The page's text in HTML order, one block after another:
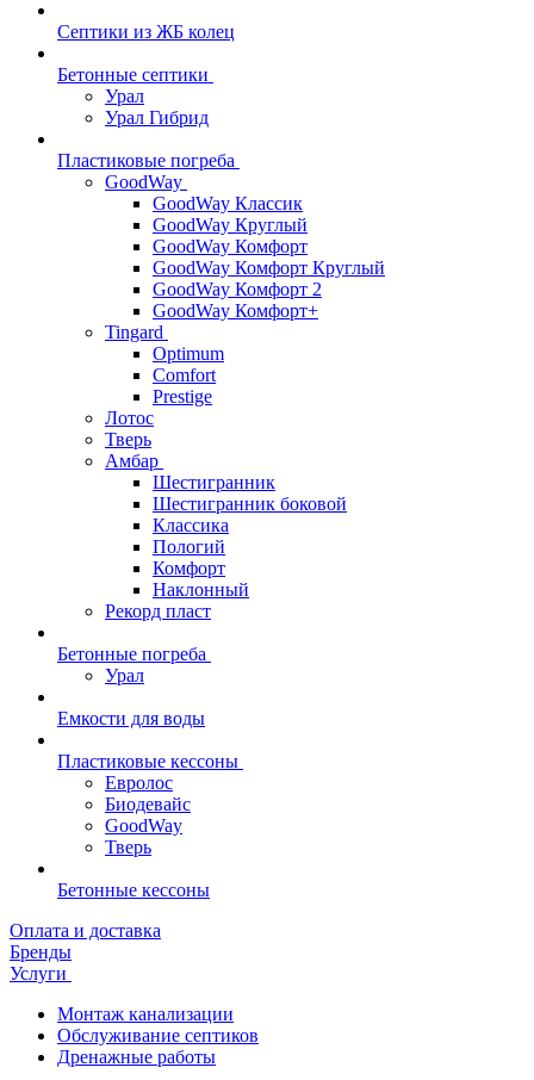
Септики из ЖБ колец
Бетонные септики
Урал
Урал Гибрид
Пластиковые погреба
GoodWay
GoodWay Классик
GoodWay Круглый
GoodWay Комфорт
GoodWay Комфорт Круглый
GoodWay Комфорт 2
GoodWay Комфорт+
Tingard
Optimum
Comfort
Prestige
Лотос
Тверь
Амбар
Шестигранник
Шестигранник боковой
Классика
Пологий
Комфорт
Наклонный
Рекорд пласт
Бетонные погреба
Урал
Емкости для воды
Пластиковые кессоны
Евролос
Биодевайс
GoodWay
Тверь
Бетонные кессоны
Оплата и доставка
Бренды
Услуги
Монтаж канализации
Обслуживание септиков
Дренажные работы